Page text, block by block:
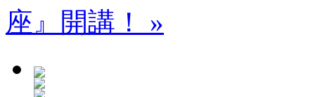
座』開講！ »